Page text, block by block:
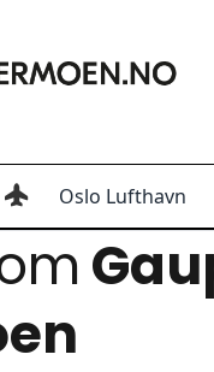
Oslo Lufthavn